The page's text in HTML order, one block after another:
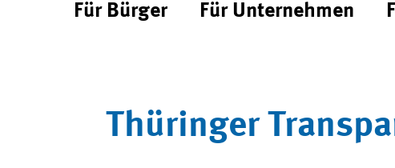
Für Bürger Für Unternehmen
Thüringer